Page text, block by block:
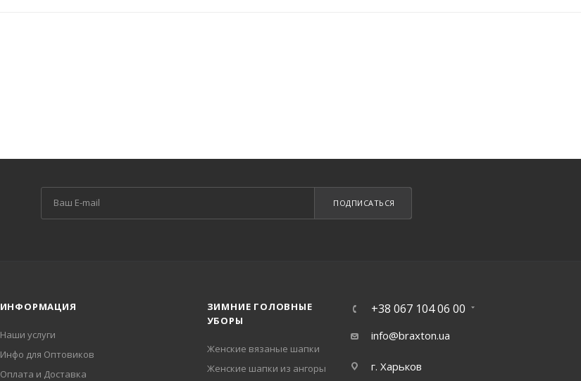
ПОДПИСАТЬСЯ
ИНФОРМАЦИЯ
Наши услуги
Инфо для Оптовиков
Оплата и Доставка
ЗИМНИЕ ГОЛОВНЫЕ
УБОРЫ
Женские вязаные шапки
Женские шапки из ангоры
+38 067 104 06 00
info@braxton.ua
г. Харьков